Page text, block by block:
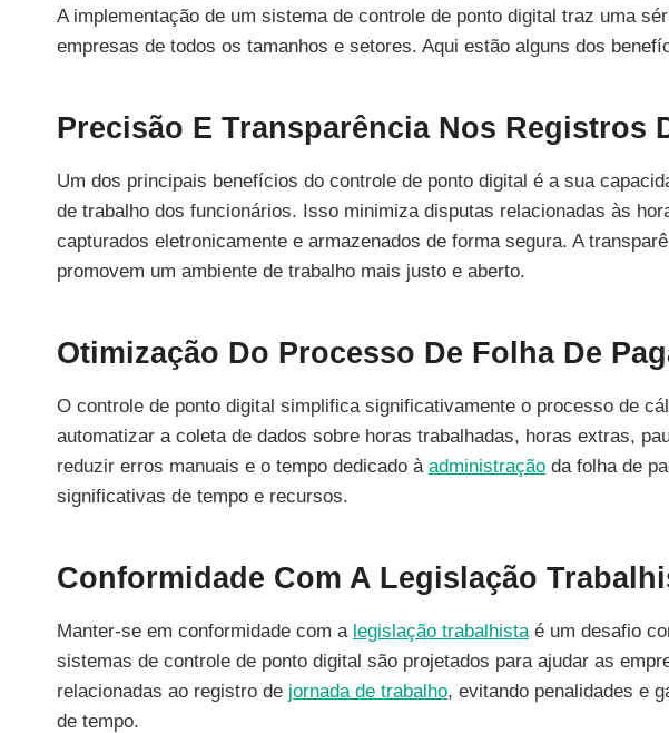
A implementação de um sistema de controle de ponto digital traz uma
empresas de todos os tamanhos e setores. Aqui estão alguns dos
Precisão E Transparência Nos Registros
Um dos principais benefícios do controle de ponto digital é a sua
de trabalho dos funcionários. Isso minimiza disputas relacionadas às
capturados eletronicamente e armazenados de forma segura. A
promovem um ambiente de trabalho mais justo e aberto.
Otimização Do Processo De Folha De
O controle de ponto digital simplifica significativamente o processo de
automatizar a coleta de dados sobre horas trabalhadas, horas extras,
reduzir erros manuais e o tempo dedicado à administração da folha de
significativas de tempo e recursos.
Conformidade Com A Legislação
Manter-se em conformidade com a legislação trabalhista é um desafio
sistemas de controle de ponto digital são projetados para ajudar as
relacionadas ao registro de jornada de trabalho, evitando penalidades e
de tempo.